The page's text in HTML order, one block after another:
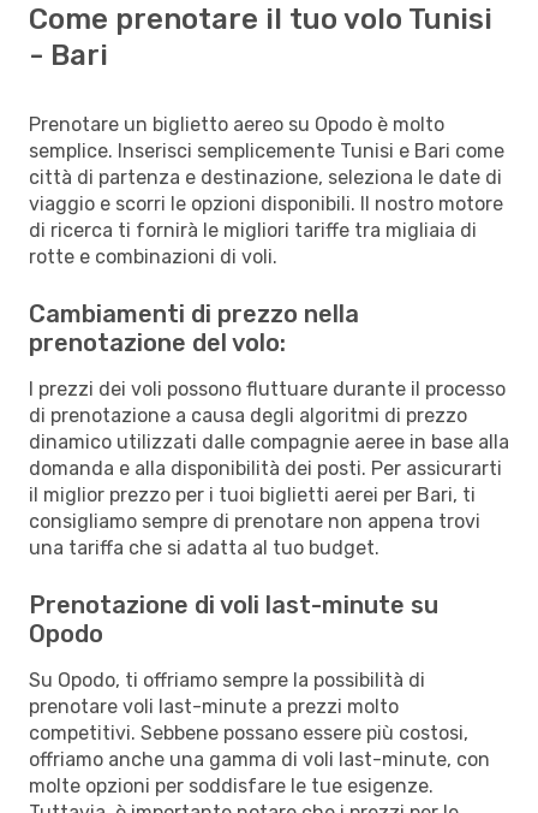
Come prenotare il tuo volo Tunisi
- Bari
Prenotare un biglietto aereo su Opodo è molto
semplice. Inserisci semplicemente Tunisi e Bari come
città di partenza e destinazione, seleziona le date di
viaggio e scorri le opzioni disponibili. Il nostro motore
di ricerca ti fornirà le migliori tariffe tra migliaia di
rotte e combinazioni di voli.
Cambiamenti di prezzo nella
prenotazione del volo:
I prezzi dei voli possono fluttuare durante il processo
di prenotazione a causa degli algoritmi di prezzo
dinamico utilizzati dalle compagnie aeree in base alla
domanda e alla disponibilità dei posti. Per assicurarti
il miglior prezzo per i tuoi biglietti aerei per Bari, ti
consigliamo sempre di prenotare non appena trovi
una tariffa che si adatta al tuo budget.
Prenotazione di voli last-minute su
Opodo
Su Opodo, ti offriamo sempre la possibilità di
prenotare voli last-minute a prezzi molto
competitivi. Sebbene possano essere più costosi,
offriamo anche una gamma di voli last-minute, con
molte opzioni per soddisfare le tue esigenze.